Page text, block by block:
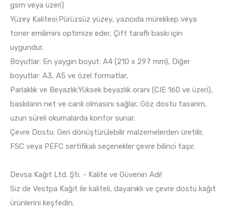
gsm veya üzeri)
Yüzey Kalitesi:Pürüzsüz yüzey, yazıcıda mürekkep veya
toner emilimini optimize eder, Çift taraflı baskı için
uygundur.
Boyutlar: En yaygın boyut: A4 (210 x 297 mm), Diğer
boyutlar: A3, A5 ve özel formatlar,
Parlaklık ve Beyazlık:Yüksek beyazlık oranı (CIE 160 ve üzeri),
baskıların net ve canlı olmasını sağlar, Göz dostu tasarım,
uzun süreli okumalarda konfor sunar.
Çevre Dostu: Geri dönüştürülebilir malzemelerden üretilir,
FSC veya PEFC sertifikalı seçenekler çevre bilinci taşır.
Devsa Kağıt Ltd. Şti. - Kalite ve Güvenin Adı!
Siz de Vestpa Kağıt ile kaliteli, dayanıklı ve çevre dostu kağıt
ürünlerini keşfedin.